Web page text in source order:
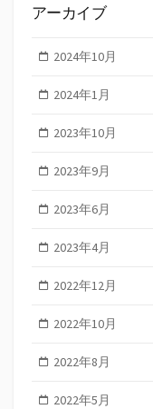
アーカイブ
2024年10月
2024年1月
2023年10月
2023年9月
2023年6月
2023年4月
2022年12月
2022年10月
2022年8月
2022年5月